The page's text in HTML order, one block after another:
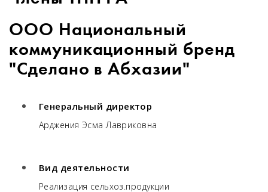
ООО Национальный
коммуникационный бренд
"Сделано в Абхазии"
Генеральный директор
Арджения Эсма Лавриковна
Вид деятельности
Реализация сельхоз.продукции